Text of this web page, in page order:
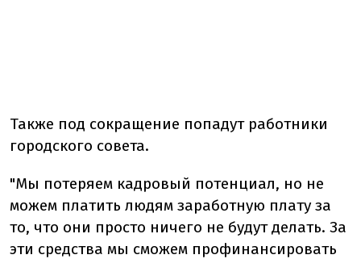
Также под сокращение попадут работники
городского совета.
"Мы потеряем кадровый потенциал, но не
можем платить людям заработную плату за
то, что они просто ничего не будут делать. За
эти средства мы сможем профинансировать